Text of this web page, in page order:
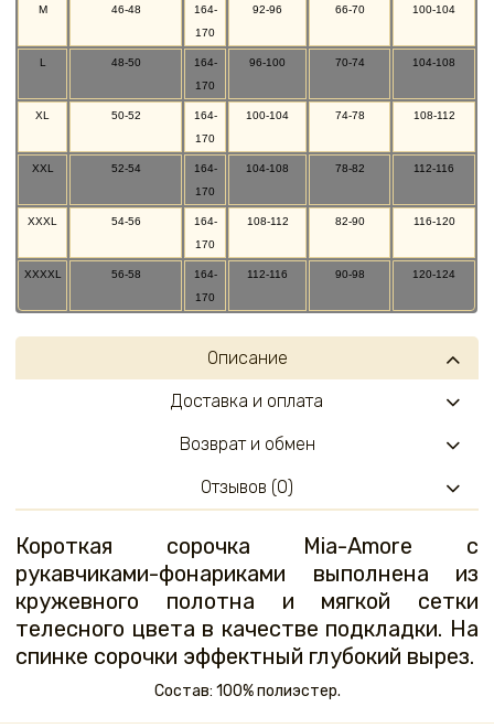
M 46-48
164-
170
92-96 66-70 100-104
L 48-50
164-
170
96-100 70-74 104-108
XL 50-52
164-
170
100-104 74-78 108-112
XXL 52-54
164-
170
104-108 78-82 112-116
XXXL 54-56
164-
170
108-112 82-90 116-120
XXXXL 56-58
164-
170
112-116 90-98 120-124
Описание
Короткая сорочка Mia-Amore с
рукавчиками-фонариками выполнена из
кружевного полотна и мягкой сетки
телесного цвета в качестве подкладки. На
спинке сорочки эффектный глубокий вырез.
Состав: 100% полиэстер.
Доставка и оплата
Возврат и обмен
Отзывов (0)